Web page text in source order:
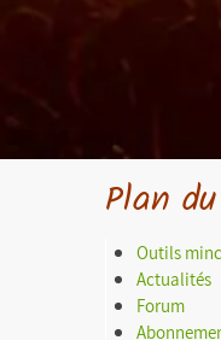
Plan
Outils
Actualités
Forum